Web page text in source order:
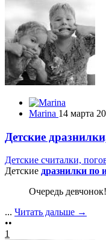
Marina 14 марта
Детские
Детские считалки,
Детские дразнилки по
Очередь
... Читать дальше →
••
1